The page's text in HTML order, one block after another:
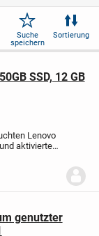
Suche
speichern
Sortierung
SSD, 12 GB
Lenovo
aktivierten
mit 2,60 GHz
genutzter